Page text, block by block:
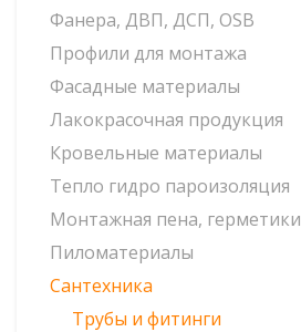
Фанера, ДВП, ДСП, OSB
Профили для монтажа
Фасадные материалы
Лакокрасочная продукция
Кровельные материалы
Тепло гидро пароизоляция
Монтажная пена, герметики
Пиломатериалы
Сантехника
Трубы и фитинги